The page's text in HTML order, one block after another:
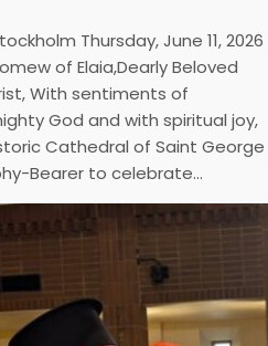
Thursday, June 11, 2026
of Elaia,Dearly Beloved
With sentiments of
God and with spiritual joy,
Cathedral of Saint George
Bearer to celebrate…